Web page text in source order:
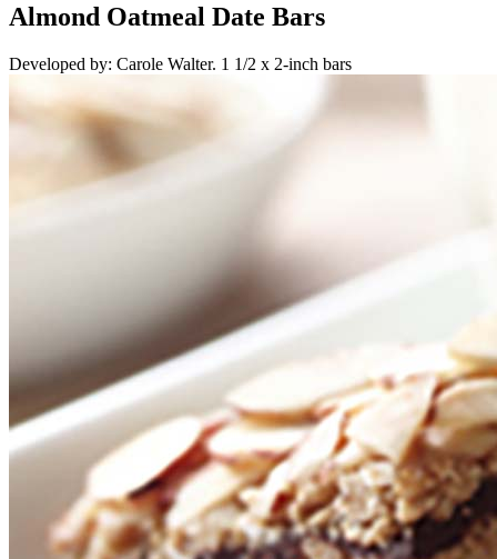
Almond Oatmeal Date Bars
Developed by: Carole Walter. 1 1/2 x 2-inch bars